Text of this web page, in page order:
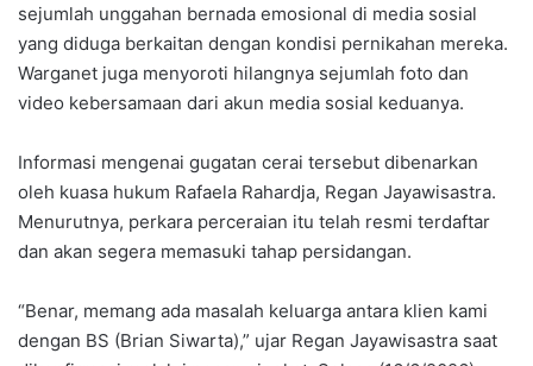
sejumlah unggahan bernada emosional di media sosial
yang diduga berkaitan dengan kondisi pernikahan mereka.
Warganet juga menyoroti hilangnya sejumlah foto dan
video kebersamaan dari akun media sosial keduanya.
Informasi mengenai gugatan cerai tersebut dibenarkan
oleh kuasa hukum Rafaela Rahardja, Regan Jayawisastra.
Menurutnya, perkara perceraian itu telah resmi terdaftar
dan akan segera memasuki tahap persidangan.
“Benar, memang ada masalah keluarga antara klien kami
dengan BS (Brian Siwarta),” ujar Regan Jayawisastra saat